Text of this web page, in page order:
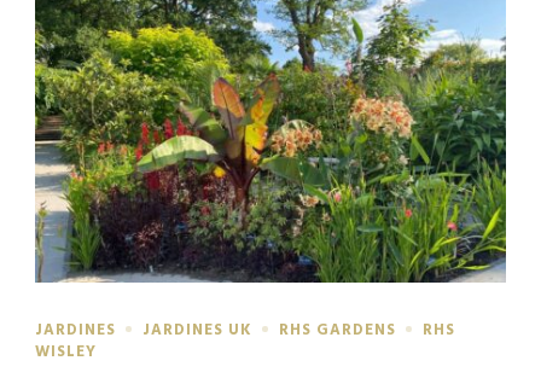
JARDINES JARDINES UK RHS GARDENS
RHS
WISLEY